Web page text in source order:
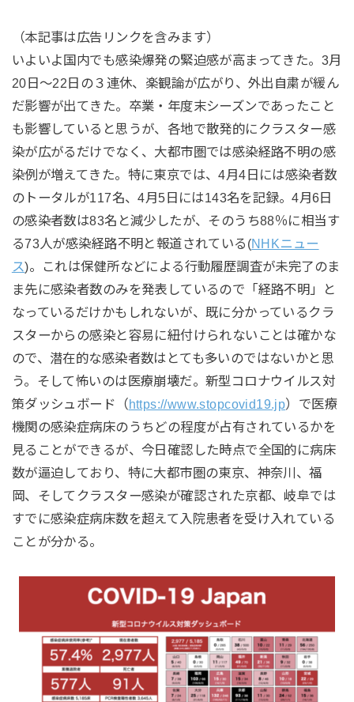
（本記事は広告リンクを含みます）
いよいよ国内でも感染爆発の緊迫感が高まってきた。3月
20日～22日の３連休、楽観論が広がり、外出自粛が緩ん
だ影響が出てきた。卒業・年度末シーズンであったこと
も影響していると思うが、各地で散発的にクラスター感
染が広がるだけでなく、大都市圏では感染経路不明の感
染例が増えてきた。特に東京では、4月4日には感染者数
のトータルが117名、4月5日には143名を記録。4月6日
の感染者数は83名と減少したが、そのうち88％に相当す
る73人が感染経路不明と報道されている(NHKニュー
ス)。これは保健所などによる行動履歴調査が未完了のま
ま先に感染者数のみを発表しているので「経路不明」と
なっているだけかもしれないが、既に分かっているクラ
スターからの感染と容易に紐付けられないことは確かな
ので、潜在的な感染者数はとても多いのではないかと思
う。そして怖いのは医療崩壊だ。新型コロナウイルス対
策ダッシュボード（https://www.stopcovid19.jp）で医療
機関の感染症病床のうちどの程度が占有されているかを
見ることができるが、今日確認した時点で全国的に病床
数が逼迫しており、特に大都市圏の東京、神奈川、福
岡、そしてクラスター感染が確認された京都、岐阜では
すでに感染症病床数を超えて入院患者を受け入れている
ことが分かる。